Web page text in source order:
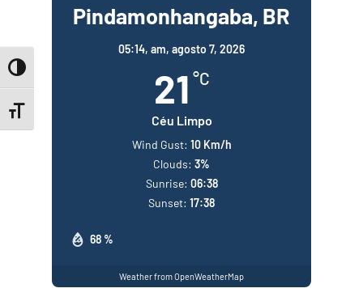
Toggle High Contrast
Toggle Font size
Pindamonhangaba, BR
05:14, am, agosto 7, 2026
21 °C
Céu Limpo
68 %
Wind Gust: 10 Km/h
Clouds: 3%
Sunrise: 06:38
Sunset: 17:38
Weather from OpenWeatherMap